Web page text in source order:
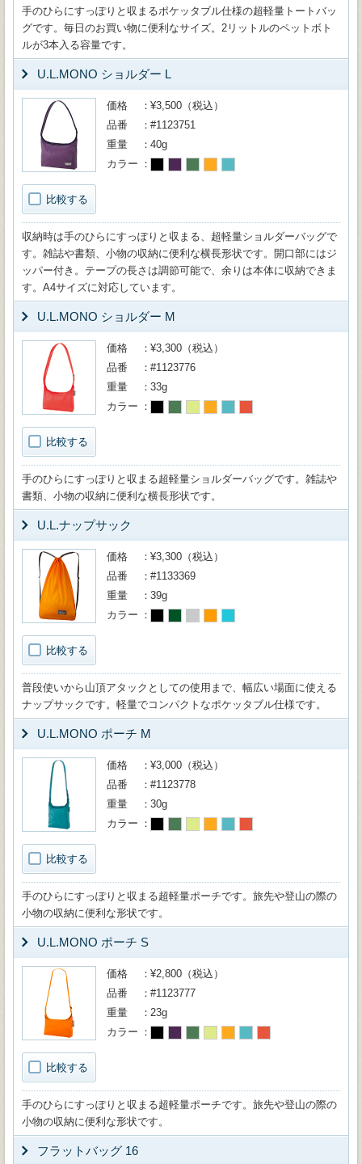
手のひらにすっぽりと収まるポケッタブル仕様の超軽量トートバッ
グです。毎日のお買い物に便利なサイズ。2リットルのペットボト
ルが3本入る容量です。
U.L.MONO ショルダー L
比較する
価格
¥3,500（税込）
品番
#1123751
重量
40g
カラー
収納時は手のひらにすっぽりと収まる、超軽量ショルダーバッグで
す。雑誌や書類、小物の収納に便利な横長形状です。開口部にはジ
ッパー付き。テープの長さは調節可能で、余りは本体に収納できま
す。A4サイズに対応しています。
U.L.MONO ショルダー M
比較する
価格
¥3,300（税込）
品番
#1123776
重量
33g
カラー
手のひらにすっぽりと収まる超軽量ショルダーバッグです。雑誌や
書類、小物の収納に便利な横長形状です。
U.L.ナップサック
比較する
価格
¥3,300（税込）
品番
#1133369
重量
39g
カラー
普段使いから山頂アタックとしての使用まで、幅広い場面に使える
ナップサックです。軽量でコンパクトなポケッタブル仕様です。
U.L.MONO ポーチ M
比較する
価格
¥3,000（税込）
品番
#1123778
重量
30g
カラー
手のひらにすっぽりと収まる超軽量ポーチです。旅先や登山の際の
小物の収納に便利な形状です。
U.L.MONO ポーチ S
比較する
価格
¥2,800（税込）
品番
#1123777
重量
23g
カラー
手のひらにすっぽりと収まる超軽量ポーチです。旅先や登山の際の
小物の収納に便利な形状です。
フラットバッグ 16